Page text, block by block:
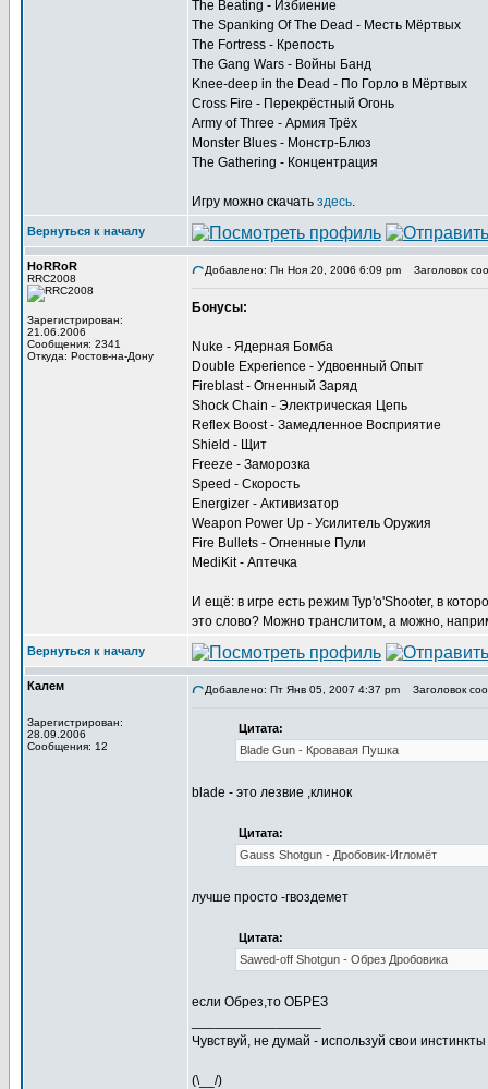
The Beating - Избиение
The Spanking Of The Dead - Месть Мёртвых
The Fortress - Крепость
The Gang Wars - Войны Банд
Knee-deep in the Dead - По Горло в Мёртвых
Cross Fire - Перекрёстный Огонь
Army of Three - Армия Трёх
Monster Blues - Монстр-Блюз
The Gathering - Концентрация
Игру можно скачать здесь.
Вернуться к началу
HoRRoR
RRC2008
Зарегистрирован:
21.06.2006
Сообщения: 2341
Откуда: Ростов-на-Дону
Добавлено: Пн Ноя 20, 2006 6:09 pm Заголовок
Бонусы:
Nuke - Ядерная Бомба
Double Experience - Удвоенный Опыт
Fireblast - Огненный Заряд
Shock Chain - Электрическая Цепь
Reflex Boost - Замедленное Восприятие
Shield - Щит
Freeze - Заморозка
Speed - Скорость
Energizer - Активизатор
Weapon Power Up - Усилитель Оружия
Fire Bullets - Огненные Пули
MediKit - Аптечка
И ещё: в игре есть режим Typ'o'Shooter, в
это слово? Можно транслитом, а можно,
Вернуться к началу
Калем
Зарегистрирован:
28.09.2006
Сообщения: 12
Добавлено: Пт Янв 05, 2007 4:37 pm Заголовок
Цитата:
Blade Gun - Кровавая Пушка
blade - это лезвие ,клинок
Цитата:
Gauss Shotgun - Дробовик-Игломёт
лучше просто -гвоздемет
Цитата:
Sawed-off Shotgun - Обрез Дробовика
если Обрез,то ОБРЕЗ
Чувствуй, не думай - используй свои инстинкты
(\__/)